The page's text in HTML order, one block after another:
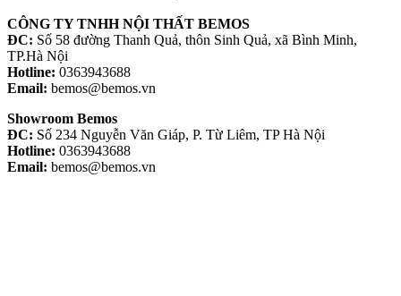
CÔNG TY TNHH NỘI THẤT BEMOS
ĐC: Số 58 đường Thanh Quả, thôn Sinh Quả, xã Bình Minh,
TP.Hà Nội
Hotline: 0363943688
Email: bemos@bemos.vn
Showroom Bemos
ĐC: Số 234 Nguyễn Văn Giáp, P. Từ Liêm, TP Hà Nội
Hotline: 0363943688
Email: bemos@bemos.vn